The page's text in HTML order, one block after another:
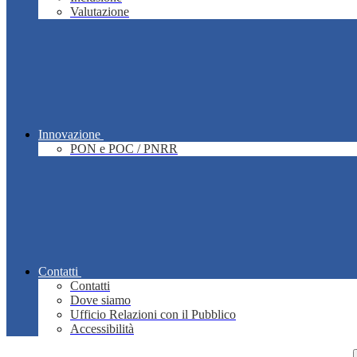
Valutazione
Innovazione
PON e POC / PNRR
Contatti
Contatti
Dove siamo
Ufficio Relazioni con il Pubblico
Accessibilità